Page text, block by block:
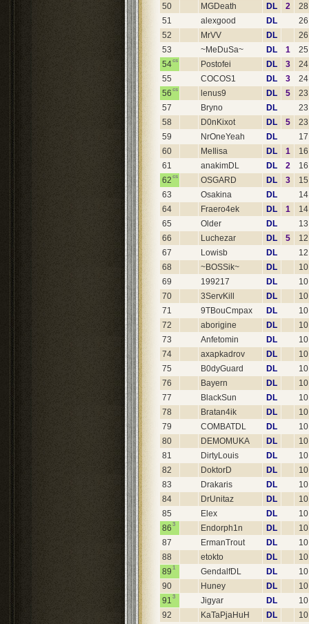
50
MGDeath DL 2
28
51
alexgood DL
26
52
MrVV DL
26
53
~MeDuSa~ DL 1
25
54cs Postofei DL 3
24
55
COCOS1 DL 3
24
56 cs lenus9 DL 5
23
57
Bryno DL
23
58
D0nKixot DL 5
23
59
NrOneYeah DL
17
60
MeIlisa DL 1
16
61
anakimDL DL 2
16
62 cs OSGARD DL 3
15
63
Osakina DL
14
64
Fraero4ek DL 1
14
65
Older DL
13
66
Luchezar DL 5
12
67
Lowisb DL
12
68
~BOSSik~ DL
10
69
199217 DL
10
70
3ServKill DL
10
71
9TBouCmpax DL
10
72
aborigine DL
10
73
Anfetomin DL
10
74
axapkadrov DL
10
75
B0dyGuard DL
10
76
Bayern DL
10
77
BlackSun DL
10
78
Bratan4ik DL
10
79
COMBATDL DL
10
80
DEMOMUKA DL
10
81
DirtyLouis DL
10
82
DoktorD DL
10
83
Drakaris DL
10
84
DrUnitaz DL
10
85
Elex DL
10
86 3 Endorph1n DL
10
87
ErmanTrout DL
10
88
etokto DL
10
89 1 GendalfDL DL
10
90
Huney DL
10
91 3 Jigyar DL
10
92
KaTaPjaHuH DL
10